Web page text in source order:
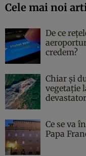
Cele mai noi
De ce
credem?
Chiar și
vegetație
devastator
Ce se va
Papa